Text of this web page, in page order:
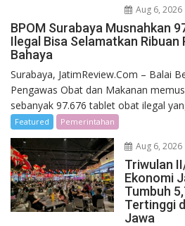
Aug 6, 2026
BPOM Surabaya Musnahkan
Ilegal Bisa Selamatkan Ribuan
Bahaya
Surabaya, JatimReview.Com – Balai
Pengawas Obat dan Makanan
sebanyak 97.676 tablet obat ilegal
Featured Pemerintahan
Aug 6, 2026
Triwulan
Ekonomi
Tumbuh
Tertinggi
Jawa